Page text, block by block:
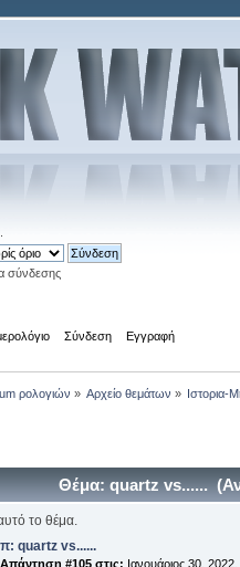
σύνδεσης
Σύνδεση Εγγραφή
ρολογιών » Αρχείο θεμάτων » Ιστορια-
Θέμα: quartz vs......
το θέμα.
quartz vs......
Απάντηση #105 στις: Ιανουάριος 30,